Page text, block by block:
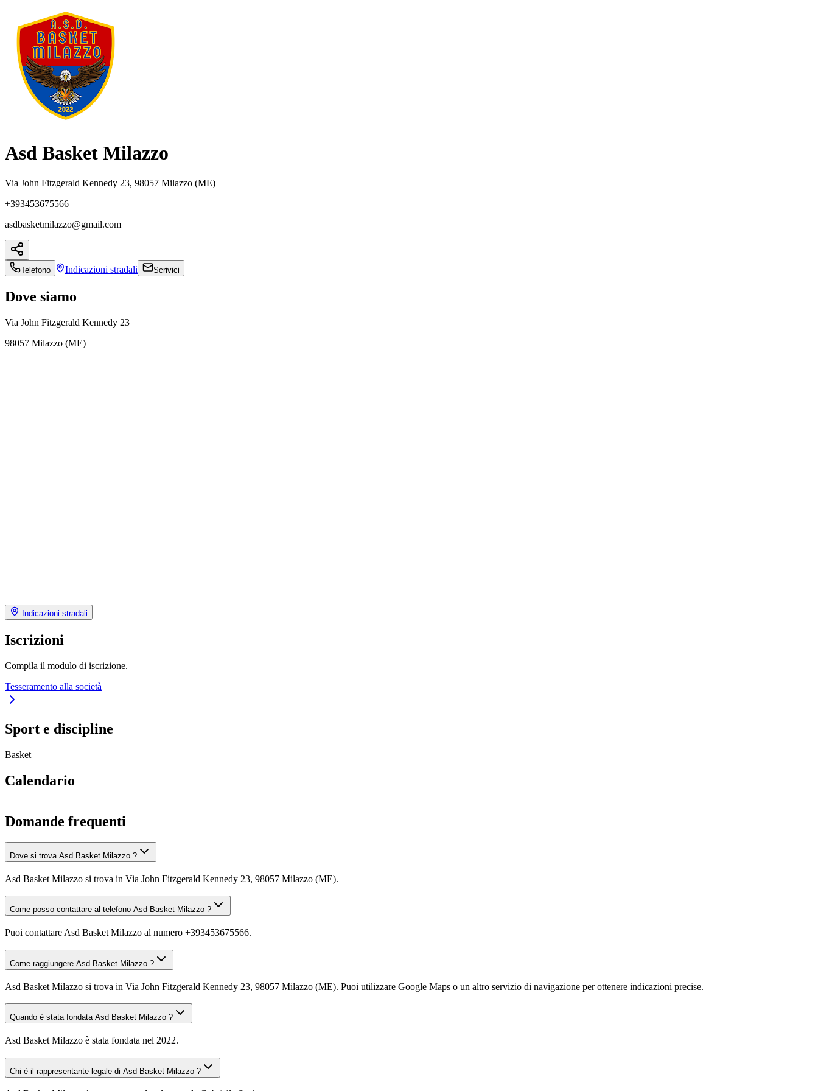
Asd Basket Milazzo
Via John Fitzgerald Kennedy 23, 98057 Milazzo (ME)
+393453675566
asdbasketmilazzo@gmail.com
Telefono Indicazioni stradali Scrivici
Dove siamo
Via John Fitzgerald Kennedy 23
98057 Milazzo (ME)
Indicazioni stradali
Iscrizioni
Compila il modulo di iscrizione.
Tesseramento alla società
Sport e discipline
Basket
Calendario
Domande frequenti
Dove si trova Asd Basket Milazzo ?
Asd Basket Milazzo si trova in Via John Fitzgerald Kennedy 23, 98057 Milazzo (ME).
Come posso contattare al telefono Asd Basket Milazzo ?
Puoi contattare Asd Basket Milazzo al numero +393453675566.
Come raggiungere Asd Basket Milazzo ?
Asd Basket Milazzo si trova in Via John Fitzgerald Kennedy 23, 98057 Milazzo (ME). Puoi utilizzare Google Maps o un altro servizio di navigazione per ottenere indicazioni precise.
Quando è stata fondata Asd Basket Milazzo ?
Asd Basket Milazzo è stata fondata nel 2022.
Chi è il rappresentante legale di Asd Basket Milazzo ?